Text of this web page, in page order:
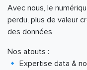
Avec nous, le
perdu, plus de valeur
des données
Nos atouts :
🔹 Expertise data &